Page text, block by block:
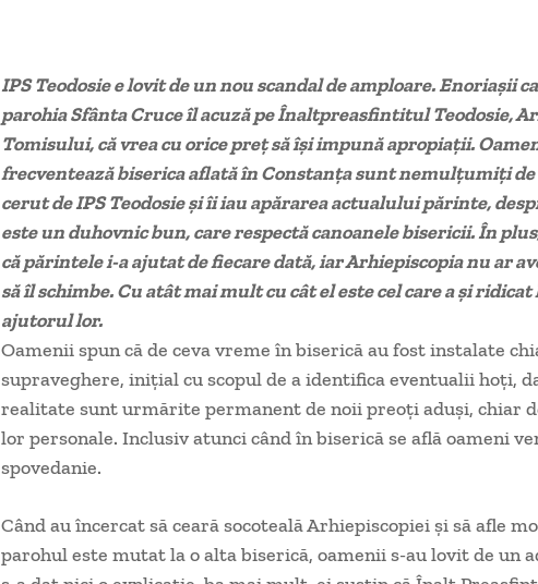
IPS Teodosie e lovit de un nou scandal de amploare. Enoriașii
parohia Sfânta Cruce îl acuză pe Înaltpreasfintitul Teodosie,
Tomisului, că vrea cu orice preț să își impună apropiații.
frecventează biserica aflată în Constanța sunt nemulțumiți
cerut de IPS Teodosie și îi iau apărarea actualului părinte,
este un duhovnic bun, care respectă canoanele bisericii. În
că părintele i-a ajutat de fiecare dată, iar Arhiepiscopia nu ar
să îl schimbe. Cu atât mai mult cu cât el este cel care a și
ajutorul lor.
Oamenii spun că de ceva vreme în biserică au fost instalate
supraveghere, inițial cu scopul de a identifica eventualii hoți,
realitate sunt urmărite permanent de noii preoți aduși, chiar
lor personale. Inclusiv atunci când în biserică se află oameni
spovedanie.
Când au încercat să ceară socoteală Arhiepiscopiei și să afle
parohul este mutat la o alta biserică, oamenii s-au lovit de un